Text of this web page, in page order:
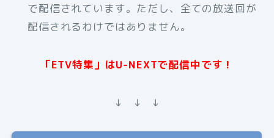
で配信されています。ただし、全ての放送回が
配信されるわけではありません。
「ETV特集」はU-NEXTで配信中です！
↓ ↓ ↓